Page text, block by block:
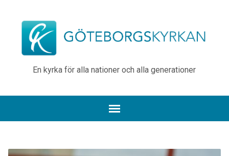
En kyrka för alla nationer och alla generationer